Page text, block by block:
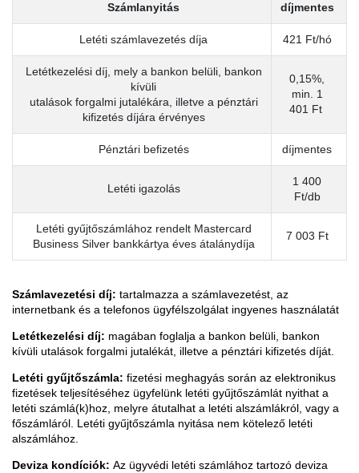
Számlanyitás díjmentes
Letéti számlavezetés díja 421 Ft/hó
Letétkezelési díj, mely a bankon belüli, bankon
kívüli
utalások forgalmi jutalékára, illetve a pénztári
kifizetés díjára érvényes
0,15%,
min. 1
401 Ft
Pénztári befizetés díjmentes
Letéti igazolás
1 400
Ft/db
Letéti gyűjtőszámlához rendelt Mastercard
Business Silver bankkártya éves átalánydíja
7 003 Ft
Számlavezetési díj: tartalmazza a számlavezetést, az
internetbank és a telefonos ügyfélszolgálat ingyenes használatát
Letétkezelési díj: magában foglalja a bankon belüli, bankon
kívüli utalások forgalmi jutalékát, illetve a pénztári kifizetés díját.
Letéti gyűjtőszámla: fizetési meghagyás során az elektronikus
fizetések teljesítéséhez ügyfelünk letéti gyűjtőszámlát nyithat a
letéti számlá(k)hoz, melyre átutalhat a letéti alszámlákról, vagy a
főszámláról. Letéti gyűjtőszámla nyitása nem kötelező letéti
alszámlához.
Deviza kondíciók: Az ügyvédi letéti számlához tartozó deviza